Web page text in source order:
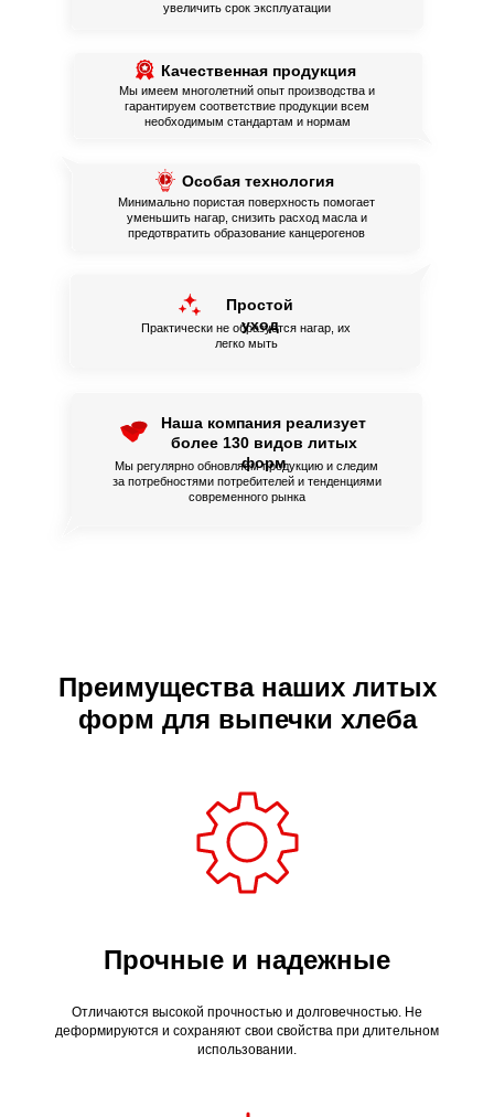
увеличить срок эксплуатации
Практически не образуется нагар, их
легко мыть
Простой
уход
Мы имеем многолетний опыт производства и
гарантируем соответствие продукции всем
необходимым стандартам и нормам
Качественная продукция
Мы регулярно обновляем продукцию и следим
за потребностями потребителей и тенденциями
современного рынка
Наша компания реализует
более 130 видов литых
форм
Минимально пористая поверхность помогает
уменьшить нагар, снизить расход масла и
предотвратить образование канцерогенов
Особая технология
Преимущества наших литых
форм для выпечки хлеба
Прочные и надежные
Отличаются высокой прочностью и долговечностью. Не
деформируются и сохраняют свои свойства при длительном
использовании.